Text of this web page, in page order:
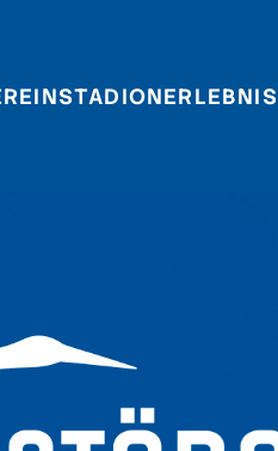
STADIONERLEBNIS